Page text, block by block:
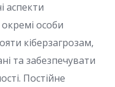
аспекти
окремі особи
кіберзагрозам,
та забезпечувати
Постійне